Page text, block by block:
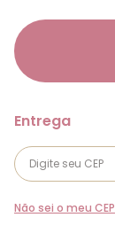
Não sei o meu CEP